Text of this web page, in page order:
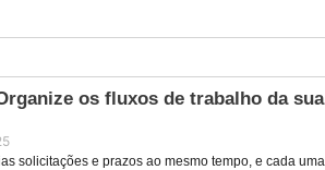
os fluxos de trabalho da sua
solicitações e prazos ao mesmo tempo, e cada uma